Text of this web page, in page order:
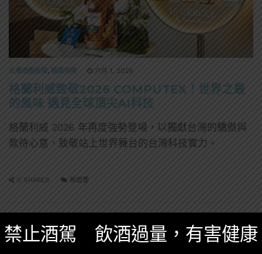
台灣酒圈新聞 , 精選酒聞 六月 1, 2026
格蘭利威致敬2026 COMPUTEX！世界之最
的風味 遇見全球頂尖AI科技
格蘭利威 2026 年再度強勢登場，以獨獻台灣的驕傲與
款待心意，致敬站上世界舞台的台灣科技實力。
0 SHARES 無迴響
威士忌 格蘭多納
禁止酒駕 飲酒過量，有害健康